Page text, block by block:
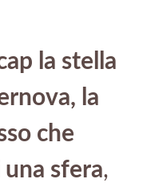
la stella
la
che
sfera,